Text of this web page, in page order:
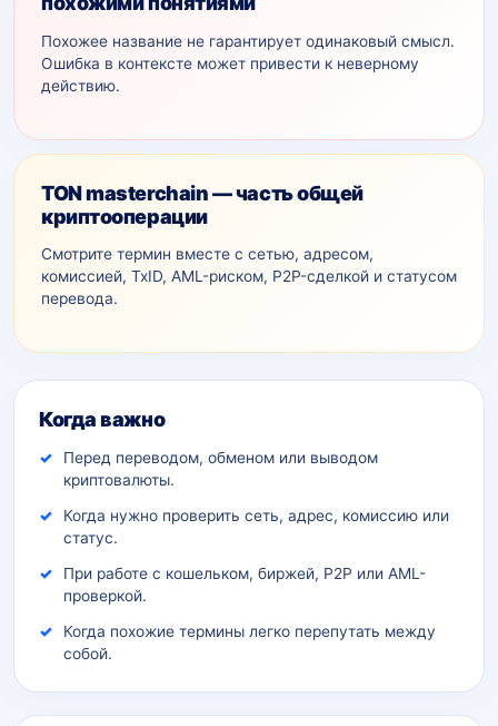
Похожее название не гарантирует одинаковый смысл.
Ошибка в контексте может привести к неверному
действию.
TON masterchain — часть общей
криптооперации
Смотрите термин вместе с сетью, адресом,
комиссией, TxID, AML-рискoм, P2P-сделкой и статусом
перевода.
Дополнительный контекст
Когда важно
Перед переводом, обменом или выводом
криптовалюты.
Когда нужно проверить сеть, адрес, комиссию или
статус.
При работе с кошельком, биржей, P2P или AML-
проверкой.
Когда похожие термины легко перепутать между
собой.